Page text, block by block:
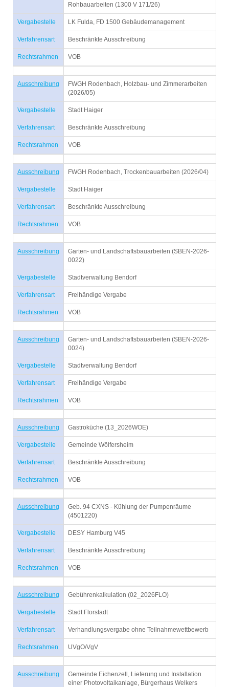
Rohbauarbeiten (1300 V 171/26)
Vergabestelle LK Fulda, FD 1500 Gebäudemanagement
Verfahrensart Beschränkte Ausschreibung
Rechtsrahmen VOB
Ausschreibung
FWGH Rodenbach, Holzbau- und Zimmerarbeiten
(2026/05)
Vergabestelle Stadt Haiger
Verfahrensart Beschränkte Ausschreibung
Rechtsrahmen VOB
Ausschreibung FWGH Rodenbach, Trockenbauarbeiten (2026/04)
Vergabestelle Stadt Haiger
Verfahrensart Beschränkte Ausschreibung
Rechtsrahmen VOB
Ausschreibung
Garten- und Landschaftsbauarbeiten (SBEN-2026-
0022)
Vergabestelle Stadtverwaltung Bendorf
Verfahrensart Freihändige Vergabe
Rechtsrahmen VOB
Ausschreibung
Garten- und Landschaftsbauarbeiten (SBEN-2026-
0024)
Vergabestelle Stadtverwaltung Bendorf
Verfahrensart Freihändige Vergabe
Rechtsrahmen VOB
Ausschreibung Gastroküche (13_2026WOE)
Vergabestelle Gemeinde Wölfersheim
Verfahrensart Beschränkte Ausschreibung
Rechtsrahmen VOB
Ausschreibung
Geb. 94 CXNS - Kühlung der Pumpenräume
(4501220)
Vergabestelle DESY Hamburg V45
Verfahrensart Beschränkte Ausschreibung
Rechtsrahmen VOB
Ausschreibung Gebührenkalkulation (02_2026FLO)
Vergabestelle Stadt Florstadt
Verfahrensart Verhandlungsvergabe ohne Teilnahmewettbewerb
Rechtsrahmen UVgO/VgV
Ausschreibung
Gemeinde Eichenzell, Lieferung und Installation
einer Photovoltaikanlage, Bürgerhaus Welkers